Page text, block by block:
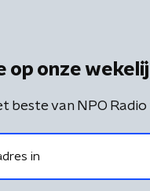
op onze
beste van NPO Radio